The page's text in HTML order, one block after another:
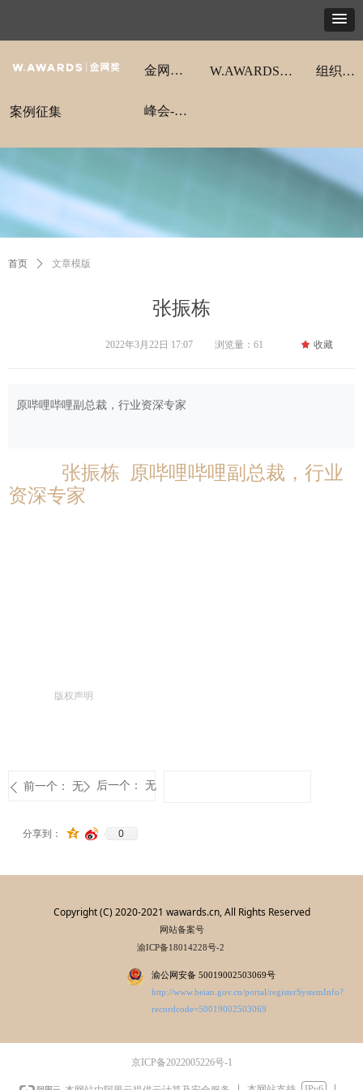
峰会-领航秀
W.AWARDS金网奖
金网奖动态 组织架构
案例征集
张振栋
原哔哩哔哩副总裁，行业资深专家
2022年3月22日 17:07 浏览量： 61 끄 收藏
张振栋 原哔哩哔哩副总裁，行业
资深专家
ꄴ 前一个： 无ꄲ 后一个： 无
首页 ꄲ 文章模版
分享到： 0
版权声明
Copyright (C) 2020-2021 wawards.cn, All Rights Reserved
网站备案号
渝ICP备18014228号-2
渝公网安备 50019002503069号
http://www.beian.gov.cn/portal/registerSystemInfo?
recordcode=50019002503069
京ICP备2022005226号-1